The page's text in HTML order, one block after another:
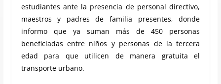
estudiantes ante la presencia de personal directivo,
maestros y padres de familia presentes, donde
informo que ya suman más de 450 personas
beneficiadas entre niños y personas de la tercera
edad para que utilicen de manera gratuita el
transporte urbano.